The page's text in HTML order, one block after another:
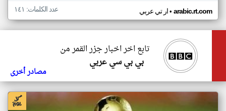
ار تي عربي• arabic.rt.com عدد الكلمات: ١٤١
تابع اخر اخبار جزر القمر من
بي بي سي عربي
مصادر أخرى